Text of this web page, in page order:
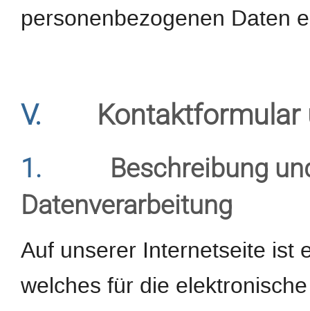
personenbezogenen Daten
V. Kontaktformular
1.
Beschreibung
Datenverarbeitung
Auf unserer Internetseite ist
welches für die